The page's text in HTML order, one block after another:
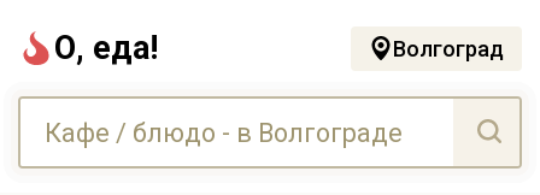
О, еда! Волгоград